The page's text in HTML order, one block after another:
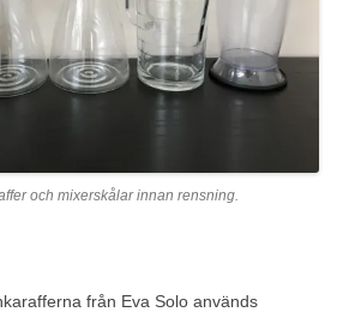
och mixerskålar innan rensning.
från Eva Solo används